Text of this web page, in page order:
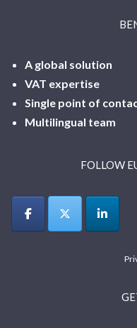
A global solution
VAT expertise
Single point of
Multilingual team
FOLLOW